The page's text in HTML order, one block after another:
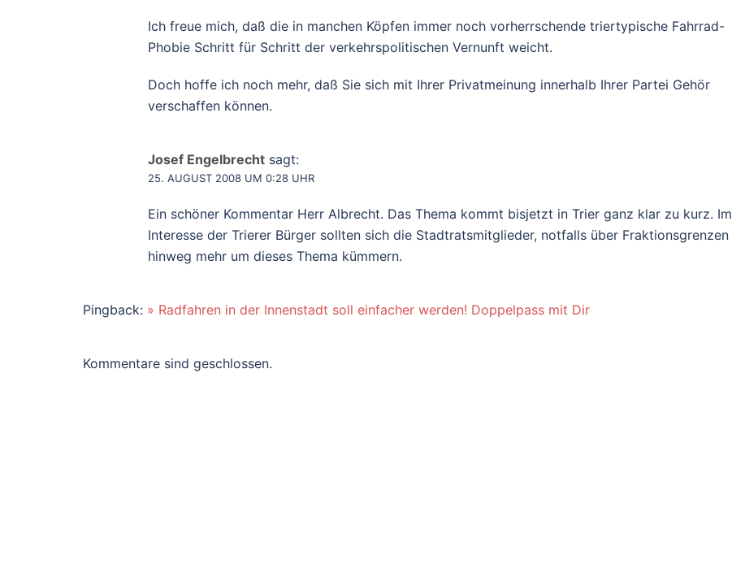
Ich freue mich, daß die in manchen Köpfen immer noch vorherrschende triertypische Fahrrad-
Phobie Schritt für Schritt der verkehrspolitischen Vernunft weicht.
Doch hoffe ich noch mehr, daß Sie sich mit Ihrer Privatmeinung innerhalb Ihrer Partei Gehör
verschaffen können.
Josef Engelbrecht sagt:
25. AUGUST 2008 UM 0:28 UHR
Ein schöner Kommentar Herr Albrecht. Das Thema kommt bisjetzt in Trier ganz klar zu kurz. Im
Interesse der Trierer Bürger sollten sich die Stadtratsmitglieder, notfalls über Fraktionsgrenzen
hinweg mehr um dieses Thema kümmern.
Pingback: » Radfahren in der Innenstadt soll einfacher werden! Doppelpass mit Dir
Kommentare sind geschlossen.